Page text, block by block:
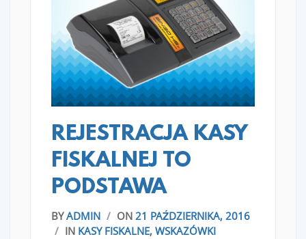
READ MORE
REJESTRACJA KASY
FISKALNEJ TO
PODSTAWA
BYADMIN / ON 21 PAŹDZIERNIKA, 2016
/ IN KASY FISKALNE, WSKAZÓWKI